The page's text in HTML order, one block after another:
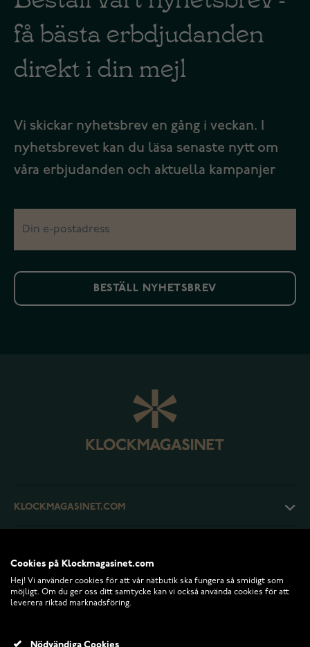
få bästa erbdjudanden
direkt i din mejl
Vi skickar nyhetsbrev en gång i veckan. I
nyhetsbrevet kan du läsa senaste nytt om
våra erbjudanden och aktuella kampanjer
BESTÄLL NYHETSBREV
KLOCKMAGASINET.COM
RETURER OCH VILLKOR
Cookies på Klockmagasinet.com
Hej! Vi använder cookies för att vår nätbutik ska fungera så smidigt som
möjligt. Om du ger oss ditt samtycke kan vi också använda cookies för att
leverera riktad marknadsföring.